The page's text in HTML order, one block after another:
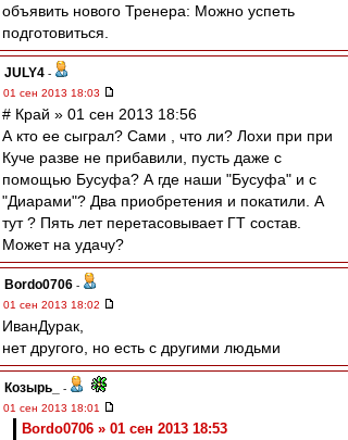
объявить нового Тренера: Можно успеть
подготовиться.
JULY4 -
01 сен 2013 18:03
# Край » 01 сен 2013 18:56
А кто ее сыграл? Сами , что ли? Лохи при при
Куче разве не прибавили, пусть даже с
помощью Бусуфа? А где наши "Бусуфа" и с
"Диарами"? Два приобретения и покатили. А
тут ? Пять лет перетасовывает ГТ состав.
Может на удачу?
Bordo0706 -
01 сен 2013 18:02
ИванДурак,
нет другого, но есть с другими людьми
Козырь_
-
01 сен 2013 18:01
Bordo0706 » 01 сен 2013 18:53